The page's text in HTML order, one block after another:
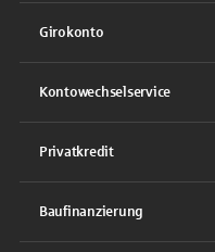
Girokonto
Kontowechselservice
Privatkredit
Baufinanzierung